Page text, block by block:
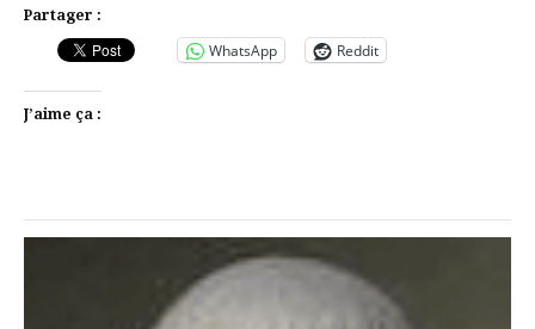
Partager :
WhatsApp Reddit
J’aime ça :